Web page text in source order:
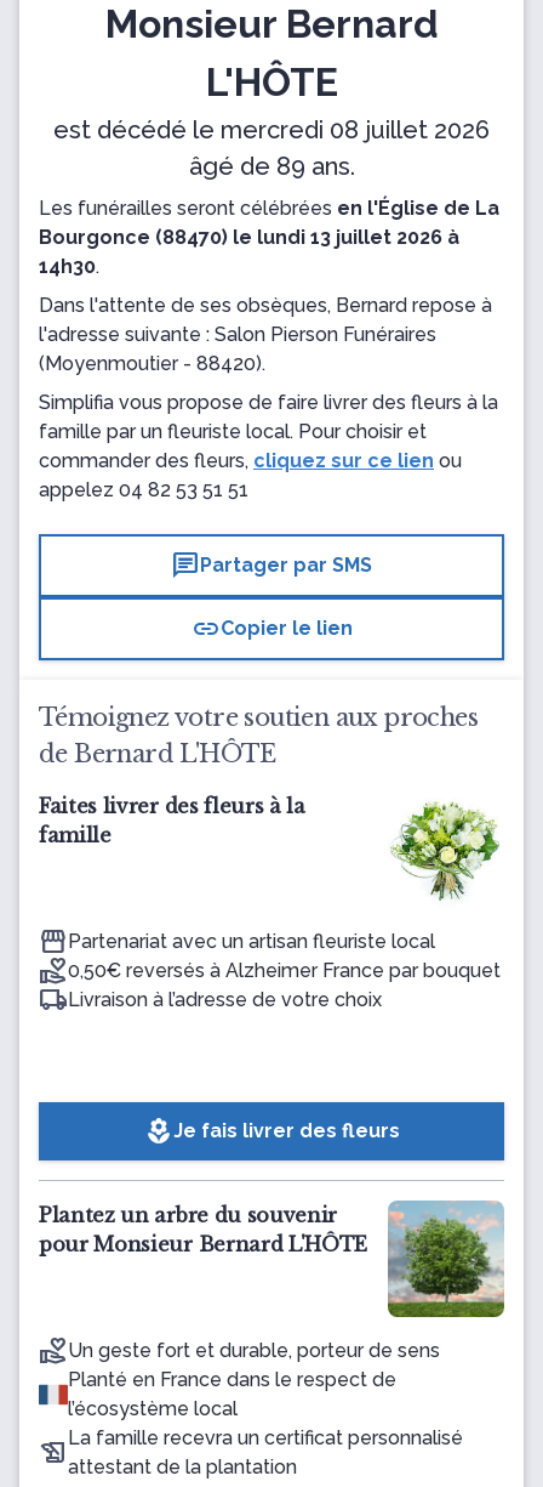
Monsieur Bernard
L'HÔTE
est décédé le mercredi 08 juillet 2026
âgé de 89 ans.
Les funérailles seront célébrées en l'Église de La
Bourgonce (88470) le lundi 13 juillet 2026 à
14h30.
Dans l'attente de ses obsèques, Bernard repose à
l'adresse suivante : Salon Pierson Funéraires
(Moyenmoutier - 88420).
Simplifia vous propose de faire livrer des fleurs à la
famille par un fleuriste local. Pour choisir et
commander des fleurs, cliquez sur ce lien ou
appelez 04 82 53 51 51
chatPartager par SMS
linkCopier le lien
Témoignez votre soutien aux proches
de Bernard L'HÔTE
Faites livrer des fleurs à la
famille
Partenariat avec un artisan fleuriste local
0,50€ reversés à Alzheimer France par bouquet
Livraison à l’adresse de votre choix
local_floristJe fais livrer des fleurs
Plantez un arbre du souvenir
pour Monsieur Bernard L'HÔTE
Un geste fort et durable, porteur de sens
Planté en France dans le respect de
l’écosystème local
La famille recevra un certificat personnalisé
attestant de la plantation